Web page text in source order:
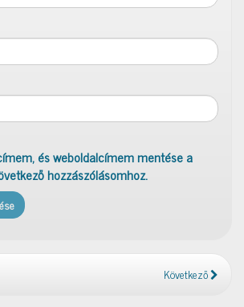
és weboldalcímem mentése a
hozzászólásomhoz.
Következő